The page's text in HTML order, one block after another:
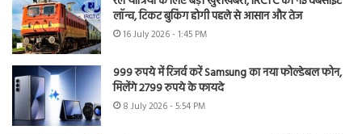
लॉन्च, टिकट बुकिंग होगी पहले से आसान और तेज
16 July 2026 - 1:45 PM
999 रुपये में रिजर्व करें Samsung का नया फोल्डेबल फोन,
मिलेंगे 2799 रुपये के फायदे
8 July 2026 - 5:54 PM